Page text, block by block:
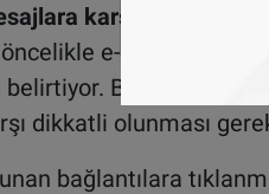
karşı ne yapılmalı?
e-postanın
Bilinmeyen
dikkatli olunması
bağlantılara